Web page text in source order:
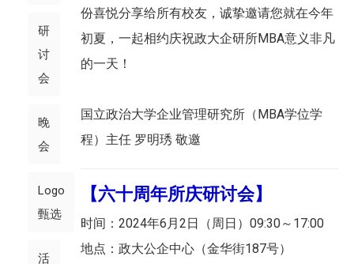
研
讨
会
晚
会
Logo
甄选
活
份喜悦分享给所有校友，诚挚邀请您就在今年
初夏，一起相约庆祝政大企研所MBA意义非凡
的一天！
国立政治大学企业管理研究所（MBA学位学
程）主任 罗明琇 敬邀
【六十周年所庆研讨会】
时间：2024年6月2日（周日）09:30～17:00
地点：政大公企中心（金华街187号）